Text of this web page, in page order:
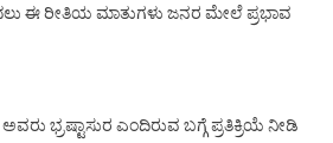
ಈ ರೀತಿಯ ಮಾತುಗಳು ಜನರ ಮೇಲೆ ಪ್ರಭಾವ
ಭ್ರಷ್ಟಾಸುರ ಎಂದಿರುವ ಬಗ್ಗೆ ಪ್ರತಿಕ್ರಿಯೆ ನೀಡಿ